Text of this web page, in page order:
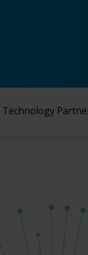
Technology